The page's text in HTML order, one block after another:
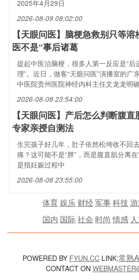
2025年4月29日
2026-08-09 08:02:00
【天眼问医】脑梗急救别只等
医不是“事后诸葛
提起中医治脑梗，很多人第一反应是“后
理”。近日，做客“天眼问医”演播室的广
中医院贵州医院神经内科主任文龙龙明
2026-08-08 23:54:00
【天眼问医】产后怎么判断腹
专家亲授自测法
生完孩子好几年，肚子依然松垮收不回
痛？这可能不是“胖”，而是腹直肌分离
是指妊娠过程中
2026-08-08 23:55:00
体育娱乐 财经军事科技
国内 国际社会 时尚 情感
POWERED BY FYUN.CC LINK:常熟
CONTACT ON